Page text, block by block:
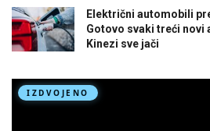
Električni automobili
Gotovo svaki treći novi
Kinezi sve jači